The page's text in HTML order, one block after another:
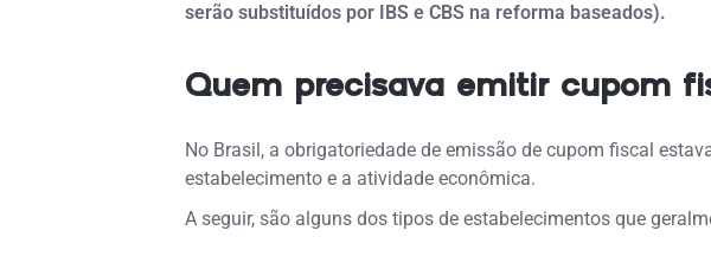
serão substituídos por IBS e CBS na reforma baseados).
Quem precisava emitir cupom
No Brasil, a obrigatoriedade de emissão de cupom fiscal
estabelecimento e a atividade econômica.
A seguir, são alguns dos tipos de estabelecimentos que